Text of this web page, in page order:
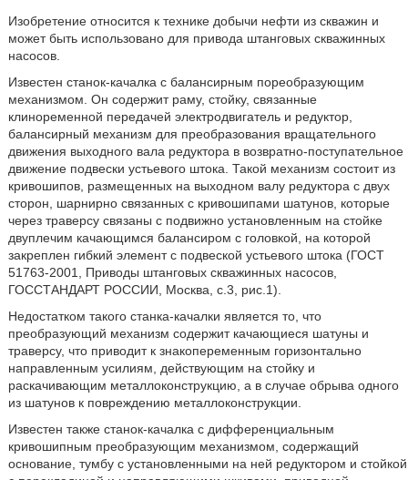
Изобретение относится к технике добычи нефти из скважин и
может быть использовано для привода штанговых скважинных
насосов.
Известен станок-качалка с балансирным пореобразующим
механизмом. Он содержит раму, стойку, связанные
клиноременной передачей электродвигатель и редуктор,
балансирный механизм для преобразования вращательного
движения выходного вала редуктора в возвратно-поступательное
движение подвески устьевого штока. Такой механизм состоит из
кривошипов, размещенных на выходном валу редуктора с двух
сторон, шарнирно связанных с кривошипами шатунов, которые
через траверсу связаны с подвижно установленным на стойке
двуплечим качающимся балансиром с головкой, на которой
закреплен гибкий элемент с подвеской устьевого штока (ГОСТ
51763-2001, Приводы штанговых скважинных насосов,
ГОССТАНДАРТ РОССИИ, Москва, с.3, рис.1).
Недостатком такого станка-качалки является то, что
преобразующий механизм содержит качающиеся шатуны и
траверсу, что приводит к знакопеременным горизонтально
направленным усилиям, действующим на стойку и
раскачивающим металлоконструкцию, а в случае обрыва одного
из шатунов к повреждению металлоконструкции.
Известен также станок-качалка с дифференциальным
кривошипным преобразующим механизмом, содержащий
основание, тумбу с установленными на ней редуктором и стойкой